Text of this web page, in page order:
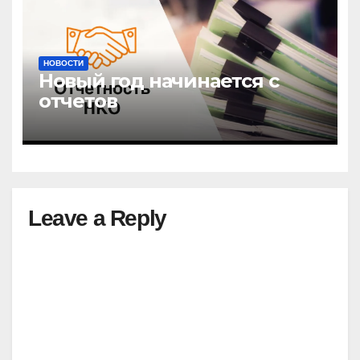
НОВОСТИ
Новый год начинается с
отчетов
Leave a Reply